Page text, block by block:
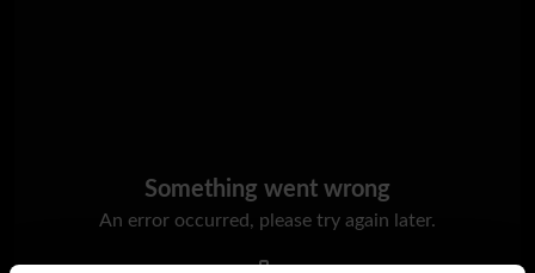
Something went wrong
An error occurred, please try again later.